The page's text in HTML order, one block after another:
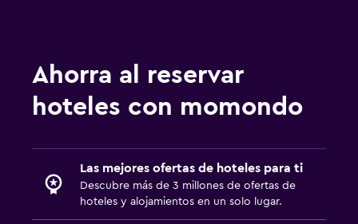
Ahorra al reservar
hoteles con momondo
Las mejores ofertas de hoteles para ti
Descubre más de 3 millones de ofertas de
hoteles y alojamientos en un solo lugar.